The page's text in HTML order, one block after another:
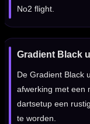
No2 flight.
Gradient Black
De Gradient Black
afwerking met een
dartsetup een
te worden.